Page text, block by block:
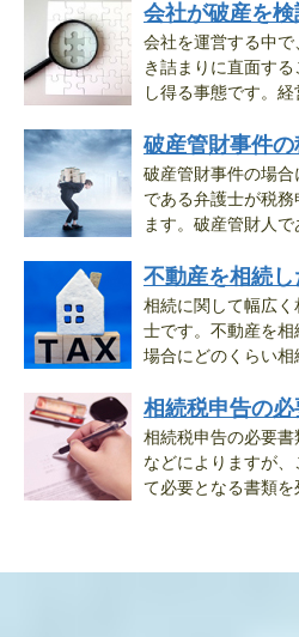
会社が破産を
会社を運営する中
き詰まりに直面す
し得る事態です。経
破産管財事件
破産管財事件の場
である弁護士が税
ます。破産管財人で
不動産を相続
相続に関して幅広
士です。不動産を
場合にどのくらい相
相続税申告の
相続税申告の必要
などによりますが
て必要となる書類を